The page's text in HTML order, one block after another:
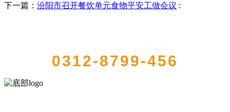
下一篇： 汾阳市召开餐饮单元食物平安工做会议 :
0312-8799-456